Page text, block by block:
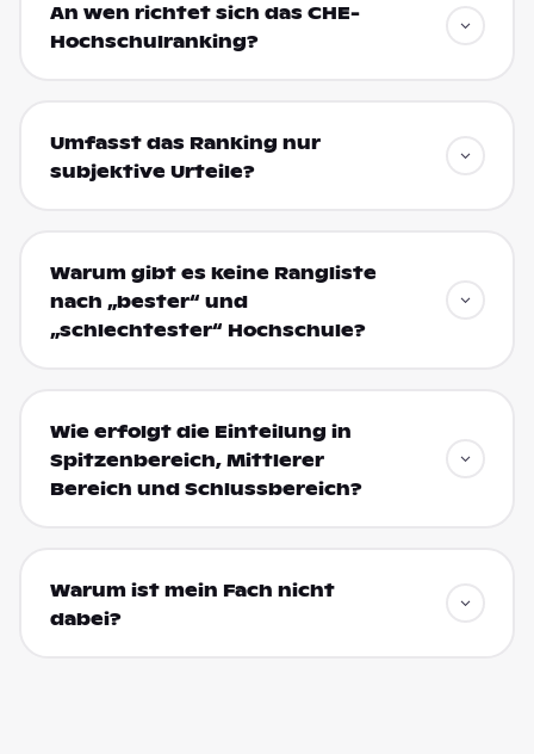
An wen richtet sich das CHE-
Hochschulranking?
Umfasst das Ranking nur
subjektive Urteile?
Warum gibt es keine Rangliste
nach „bester“ und
„schlechtester“ Hochschule?
Wie erfolgt die Einteilung in
Spitzenbereich, Mittlerer
Bereich und Schlussbereich?
Warum ist mein Fach nicht
dabei?